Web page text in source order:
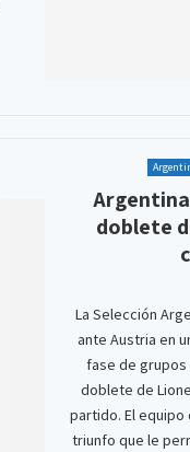
doblete
La Selección
ante Austria en
fase de
doblete de
partido. El equipo
triunfo que le